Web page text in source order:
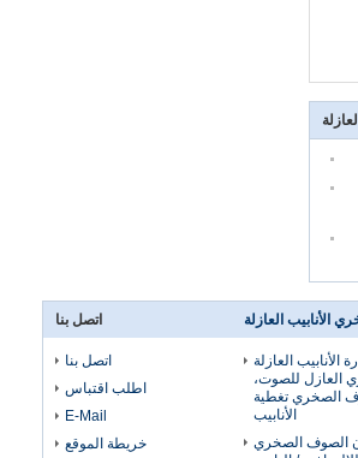
الأنابيب العازلة
الأنابيب العازلة
العازل للصوت،
الصخري تغطية
الأنابيب
الصوف الصخري
اتصل بنا
اتصل بنا
اطلب اقتباس
E-Mail
خريطة الموقع